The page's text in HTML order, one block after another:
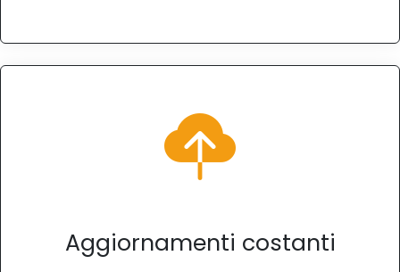
Aggiornamenti costanti